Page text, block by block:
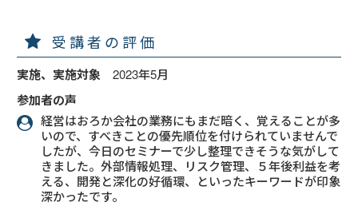
受講者の評価
実施、実施対象 2023年5月
参加者の声
経営はおろか会社の業務にもまだ暗く、覚えることが多
いので、すべきことの優先順位を付けられていませんで
したが、今日のセミナーで少し整理できそうな気がして
きました。外部情報処理、リスク管理、５年後利益を考
える、開発と深化の好循環、といったキーワードが印象
深かったです。